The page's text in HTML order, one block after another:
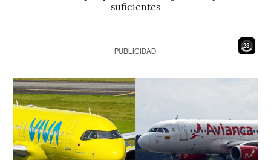
suficientes
21
PUBLICIDAD